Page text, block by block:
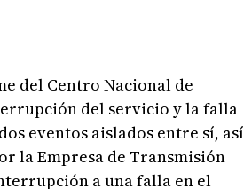
del Centro Nacional de
del servicio y la falla
eventos aislados entre sí, así
la Empresa de Transmisión
a una falla en el